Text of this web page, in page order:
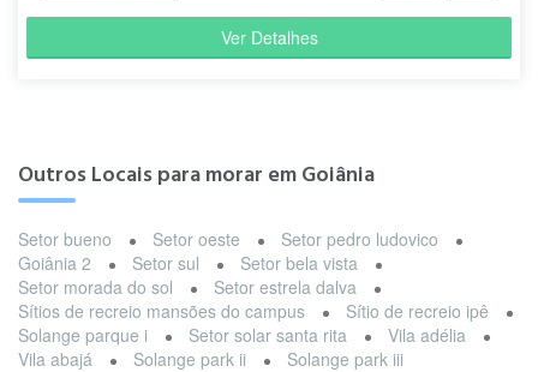
Ver Detalhes
Outros Locais para morar em Goiânia
Setor bueno Setor oeste
Setor pedro ludovico
Goiânia 2
Setor sul
Setor bela vista
Setor morada do sol
Setor estrela dalva
Sítios de recreio mansões do campus
Sítio de recreio ipê
Solange parque i
Setor solar santa rita
Vila adélia
Vila abajá
Solange park ii Solange park iii